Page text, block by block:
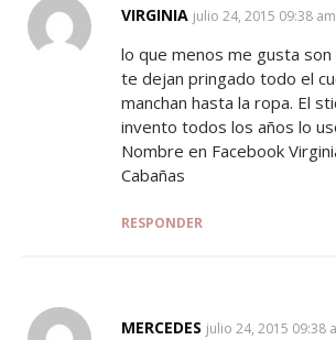
VIRGINIA SAYS:
julio 24, 2015 09:38 am
lo que menos me gusta son
te dejan pringado todo el
manchan hasta la ropa. El
invento todos los años lo
Nombre en Facebook
Cabañas
RESPONDER
MERCEDES SAYS:
julio 24, 2015 09:38